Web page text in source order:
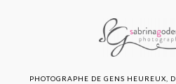
PHOTOGRAPHE DE GENS HEUREUX,